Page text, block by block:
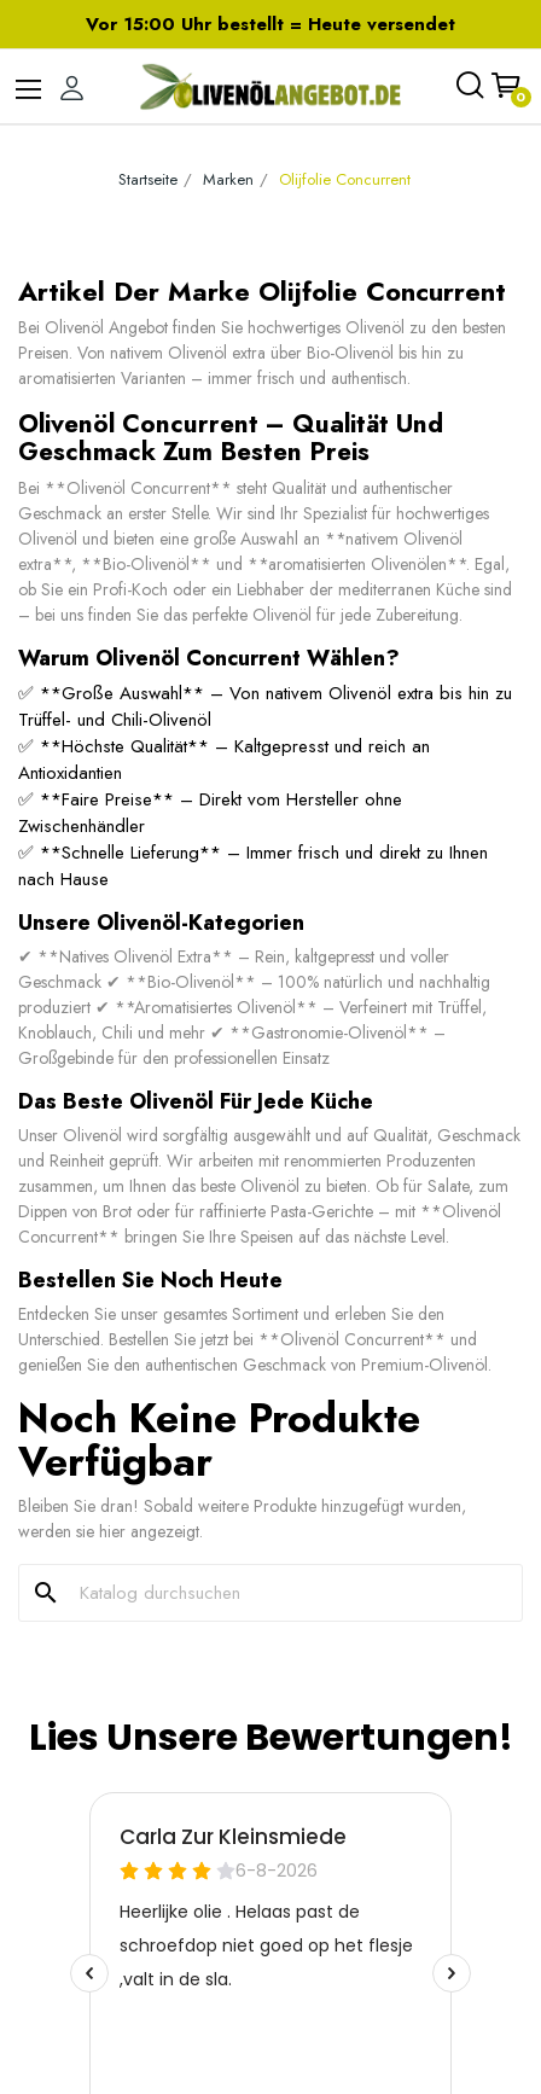
Vor 15:00 Uhr bestellt = Heute versendet
0
Startseite Marken Olijfolie Concurrent
Artikel Der Marke Olijfolie Concurrent
Bei Olivenöl Angebot finden Sie hochwertiges Olivenöl zu den besten
Preisen. Von nativem Olivenöl extra über Bio-Olivenöl bis hin zu
aromatisierten Varianten – immer frisch und authentisch.
Olivenöl Concurrent – Qualität Und
Geschmack Zum Besten Preis
Bei **Olivenöl Concurrent** steht Qualität und authentischer
Geschmack an erster Stelle. Wir sind Ihr Spezialist für hochwertiges
Olivenöl und bieten eine große Auswahl an **nativem Olivenöl
extra**, **Bio-Olivenöl** und **aromatisierten Olivenölen**. Egal,
ob Sie ein Profi-Koch oder ein Liebhaber der mediterranen Küche sind
– bei uns finden Sie das perfekte Olivenöl für jede Zubereitung.
Warum Olivenöl Concurrent Wählen?
✅ **Große Auswahl** – Von nativem Olivenöl extra bis hin zu
Trüffel- und Chili-Olivenöl
✅ **Höchste Qualität** – Kaltgepresst und reich an
Antioxidantien
✅ **Faire Preise** – Direkt vom Hersteller ohne
Zwischenhändler
✅ **Schnelle Lieferung** – Immer frisch und direkt zu Ihnen
nach Hause
Unsere Olivenöl-Kategorien
✔ **Natives Olivenöl Extra** – Rein, kaltgepresst und voller
Geschmack ✔ **Bio-Olivenöl** – 100% natürlich und nachhaltig
produziert ✔ **Aromatisiertes Olivenöl** – Verfeinert mit Trüffel,
Knoblauch, Chili und mehr ✔ **Gastronomie-Olivenöl** –
Großgebinde für den professionellen Einsatz
Das Beste Olivenöl Für Jede Küche
Unser Olivenöl wird sorgfältig ausgewählt und auf Qualität, Geschmack
und Reinheit geprüft. Wir arbeiten mit renommierten Produzenten
zusammen, um Ihnen das beste Olivenöl zu bieten. Ob für Salate, zum
Dippen von Brot oder für raffinierte Pasta-Gerichte – mit **Olivenöl
Concurrent** bringen Sie Ihre Speisen auf das nächste Level.
Bestellen Sie Noch Heute
Entdecken Sie unser gesamtes Sortiment und erleben Sie den
Unterschied. Bestellen Sie jetzt bei **Olivenöl Concurrent** und
genießen Sie den authentischen Geschmack von Premium-Olivenöl.
Noch Keine Produkte
Verfügbar
Bleiben Sie dran! Sobald weitere Produkte hinzugefügt wurden,
werden sie hier angezeigt.
search
Lies Unsere Bewertungen!